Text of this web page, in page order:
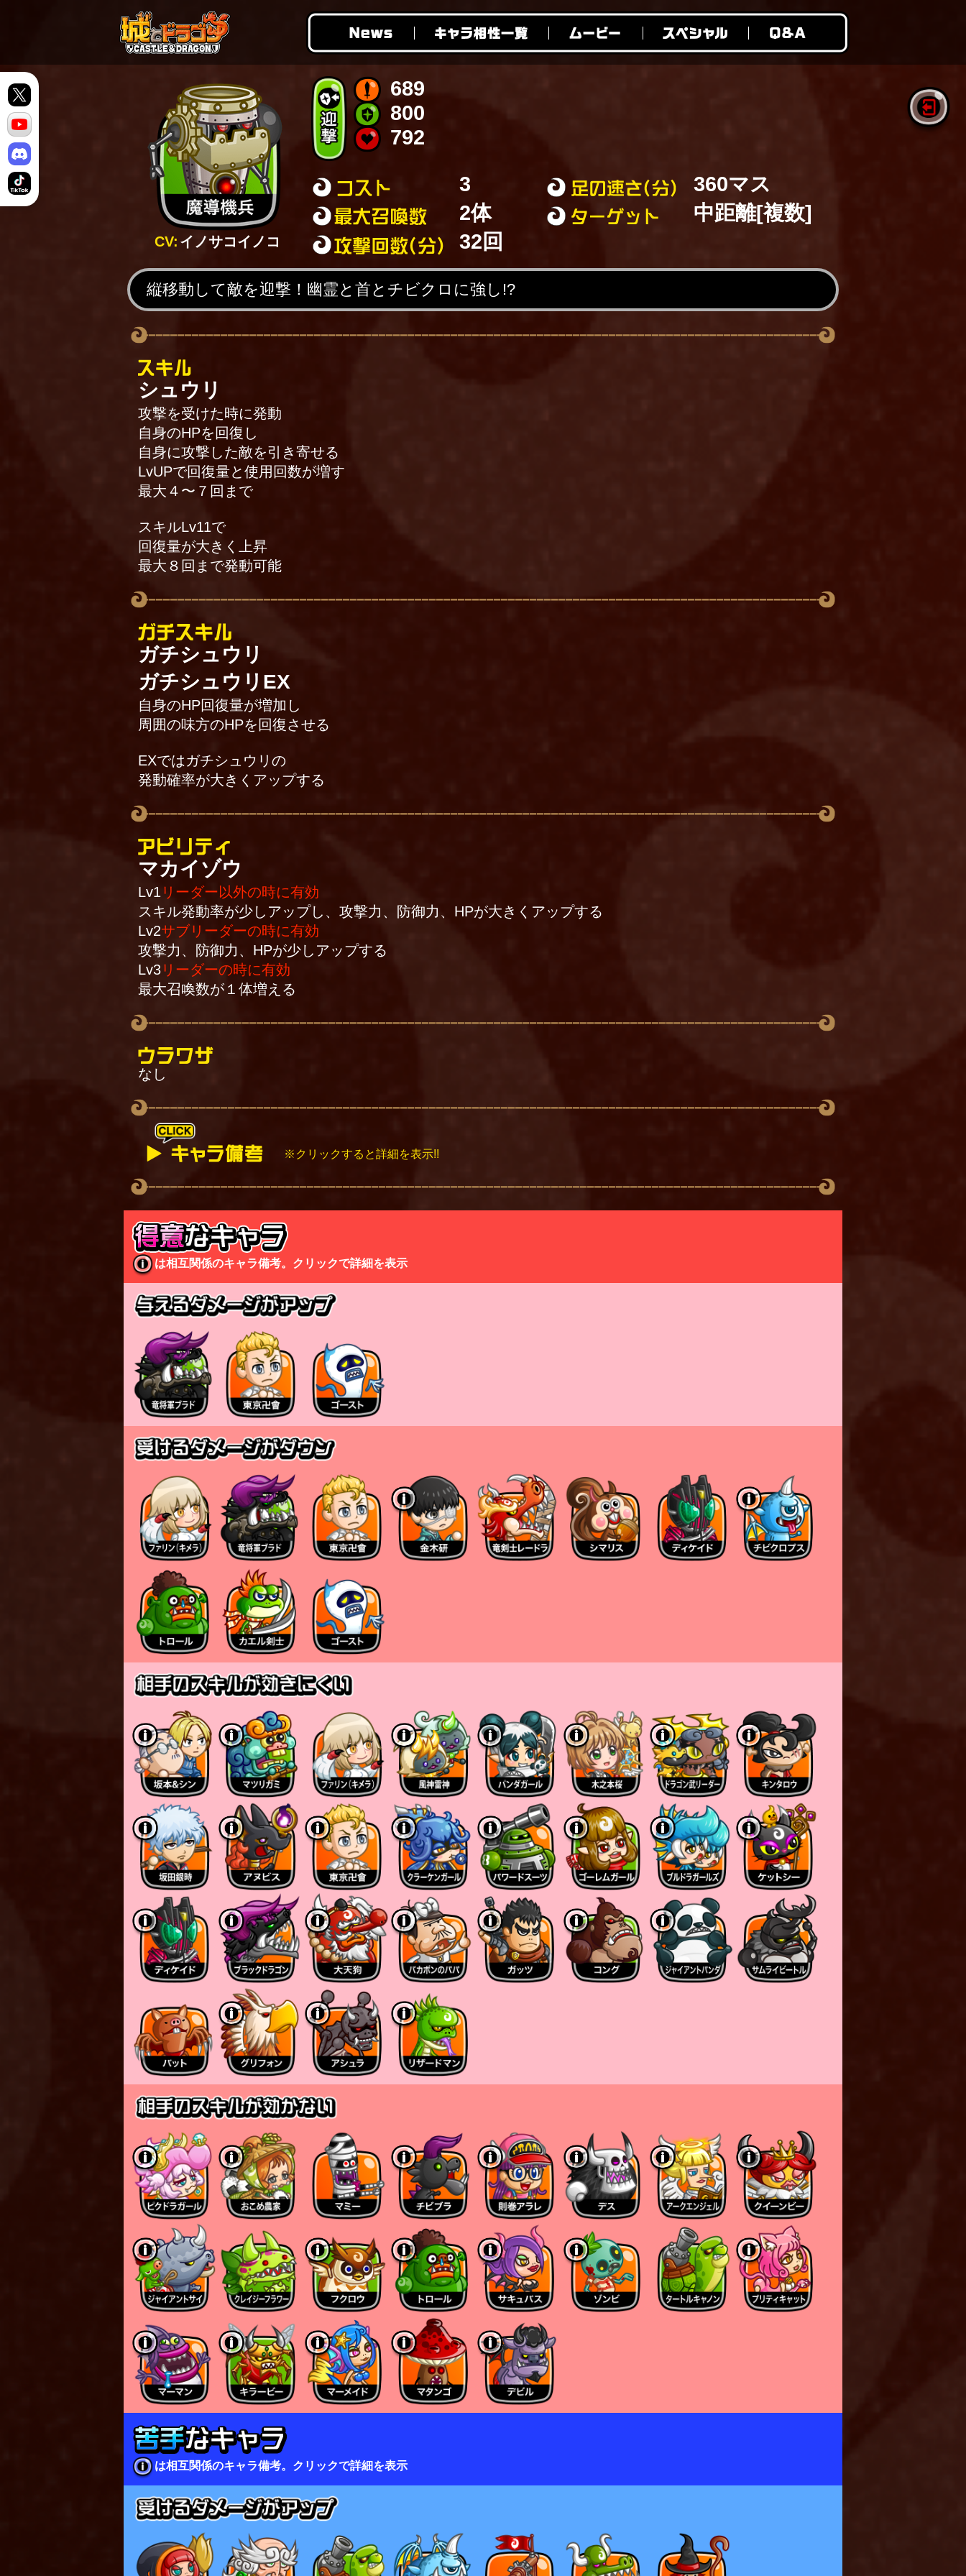
CV: イノサコイノコ
689
800
792
3
2体
32回
360マス
中距離[複数]
縦移動して敵を迎撃！幽霊と首とチビクロに強し!?
シュウリ
攻撃を受けた時に発動
自身のHPを回復し
自身に攻撃した敵を引き寄せる
LvUPで回復量と使用回数が増す
最大４〜７回まで
スキルLv11で
回復量が大きく上昇
最大８回まで発動可能
ガチシュウリ
ガチシュウリEX
自身のHP回復量が増加し
周囲の味方のHPを回復させる
EXではガチシュウリの
発動確率が大きくアップする
マカイゾウ
Lv1リーダー以外の時に有効
スキル発動率が少しアップし、攻撃力、防御力、HPが大きくアップする
Lv2サブリーダーの時に有効
攻撃力、防御力、HPが少しアップする
Lv3リーダーの時に有効
最大召喚数が１体増える
なし
※クリックすると詳細を表示!!
攻撃を受けた時にスキルが発動する。
さらに、確率でスキル発動のきっかけとなった敵を引き寄せる。
※高いコストの敵ほど引き寄せづらい
※大型および空の敵については引き寄せることができない
▼ガチスキルについて
ガチスキルが発動すると自身の回復量が増加し、周囲の味方を最大2体まで回復する。
自身を回復した際にガチスキルの回復量が自身の最大HPを超過した場合、
超過分を周囲の味方に分け与える。
※中型キャラを最優先で回復させ、以降は大型キャラ、小型キャラの順番で優先して回復させる
は相互関係のキャラ備考。クリックで詳細を表示
は相互関係のキャラ備考。クリックで詳細を表示